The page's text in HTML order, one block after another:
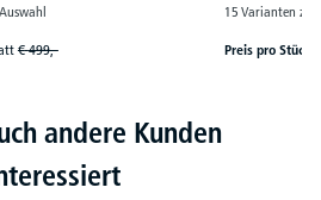
€ 499,-
15 Varianten zur
Preis pro Stück
andere Kunden